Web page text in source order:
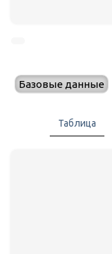
Базовые данные
Таблица